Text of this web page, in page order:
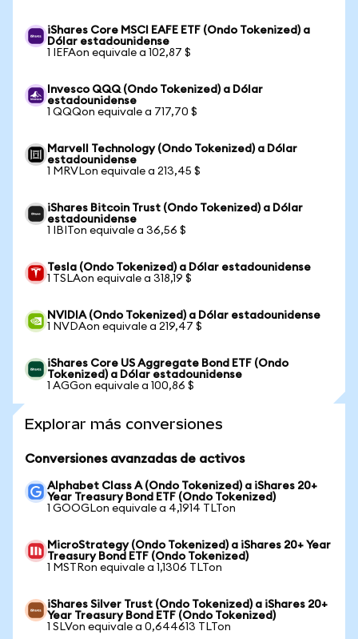
iShares Core MSCI EAFE ETF (Ondo Tokenized) a
Dólar estadounidense
1 IEFAon equivale a 102,87 $
Invesco QQQ (Ondo Tokenized) a Dólar
estadounidense
1 QQQon equivale a 717,70 $
Marvell Technology (Ondo Tokenized) a Dólar
estadounidense
1 MRVLon equivale a 213,45 $
iShares Bitcoin Trust (Ondo Tokenized) a Dólar
estadounidense
1 IBITon equivale a 36,56 $
Tesla (Ondo Tokenized) a Dólar estadounidense
1 TSLAon equivale a 318,19 $
NVIDIA (Ondo Tokenized) a Dólar estadounidense
1 NVDAon equivale a 219,47 $
iShares Core US Aggregate Bond ETF (Ondo
Tokenized) a Dólar estadounidense
1 AGGon equivale a 100,86 $
Explorar más conversiones
Conversiones avanzadas de activos
Alphabet Class A (Ondo Tokenized) a iShares 20+
Year Treasury Bond ETF (Ondo Tokenized)
1 GOOGLon equivale a 4,1914 TLTon
MicroStrategy (Ondo Tokenized) a iShares 20+ Year
Treasury Bond ETF (Ondo Tokenized)
1 MSTRon equivale a 1,1306 TLTon
iShares Silver Trust (Ondo Tokenized) a iShares 20+
Year Treasury Bond ETF (Ondo Tokenized)
1 SLVon equivale a 0,644613 TLTon